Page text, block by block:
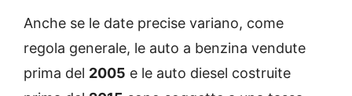
Anche se le date precise variano, come
regola generale, le auto a benzina vendute
prima del 2005 e le auto diesel costruite